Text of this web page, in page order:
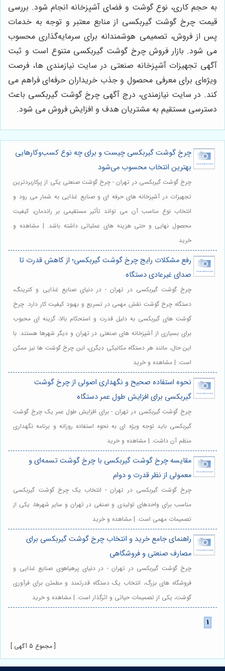
به حجم کاری، نوع گوشت و فضای آشپزخانه انجام شود. بررسی
قیمت چرخ گوشت گیربکسی از منابع معتبر و توجه به خدمات
پس از فروش، تصمیمی هوشمندانه برای سرمایه‌گذاری محسوب
می شود. بازار فروش چرخ گوشت گیربکسی متنوع است و ثبت
آگهی تجهیزات آشپزخانه صنعتی در سایت نیازمندی‌ ها، فرصت
ویژه‌ای برای معرفی محصول و جذب خریداران حرفه‌ای فراهم می
کند. در سایت نیازمندی، درج آگهی چرخ گوشت گیربکسی باعث
دسترسی مستقیم به مشتریان هدف و افزایش فروش می شود.
چرخ گوشت گیربکسی چیست و برای چه نوع کسب‌وکارهایی
بهترین انتخاب محسوب می‌شود
چرخ گوشت گیربکسی در تهران - چرخ گوشت صنعتی یکی از پرکاربردترین
تجهیزات در آشپزخانه های حرفه ای و صنایع غذایی به شمار می رود و
انتخاب نوع مناسب آن می تواند تأثیر مستقیمی بر راندمان، کیفیت
محصول نهایی و حتی هزینه های عملیاتی داشته باشد. | مشاهده و
خرید
رفع مشکلات رایج چرخ گوشت گیربکسی؛ از کاهش قدرت تا
صدای غیرعادی دستگاه
چرخ گوشت گیربکسی در تهران - در دنیای صنایع غذایی و کترینگ،
دستگاه چرخ گوشت نقش مهمی در تسریع و بهبود کیفیت کار دارد. چرخ
گوشت های گیربکسی به دلیل قدرت و استحکام بالا، گزینه ای محبوب
برای بسیاری از آشپزخانه های صنعتی در تهران و دیگر شهرها هستند. با
این حال، مانند هر دستگاه مکانیکی دیگری، این چرخ گوشت ها نیز ممکن
است. | مشاهده و خرید
نحوه استفاده صحیح و نگهداری اصولی از چرخ گوشت
گیربکسی برای افزایش طول عمر دستگاه
چرخ گوشت گیربکسی در تهران - برای افزایش طول عمر یک چرخ گوشت
گیربکسی باید توجه ویژه ای به نحوه استفاده روزانه و برنامه نگهداری
منظم آن داشت. | مشاهده و خرید
مقایسه چرخ گوشت گیربکسی با چرخ گوشت تسمه‌ای و
معمولی از نظر قدرت و دوام
چرخ گوشت گیربکسی در تهران - انتخاب یک چرخ گوشت گیربکسی
مناسب برای واحدهای تولیدی و صنفی در تهران و سایر شهرها، یکی از
تصمیمات مهمی است. | مشاهده و خرید
راهنمای جامع خرید و انتخاب چرخ گوشت گیربکسی برای
مصارف صنعتی و فروشگاهی
چرخ گوشت گیربکسی در تهران - در دنیای پرهیاهوی صنایع غذایی و
فروشگاه های بزرگ، انتخاب یک دستگاه قدرتمند و مطمئن برای فرآوری
گوشت، یکی از تصمیمات حیاتی و اثرگذار است. | مشاهده و خرید
[ مجموع 5 آگهی ]